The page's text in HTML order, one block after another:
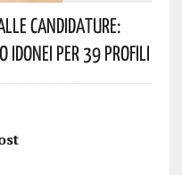
Candidature:
Idonei Per 39 Profili